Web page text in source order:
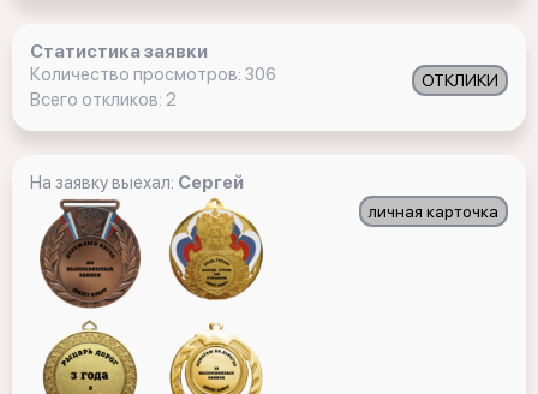
Статистика заявки
ОТКЛИКИ
Количество просмотров: 306
Всего откликов: 2
На заявку выехал: Сергей
личная карточка